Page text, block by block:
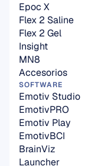
Epoc X
Flex 2 Saline
Flex 2 Gel
Insight
MN8
Accesorios
SOFTWARE
Emotiv Studio
EmotivPRO
Emotiv Play
EmotivBCI
BrainViz
Launcher